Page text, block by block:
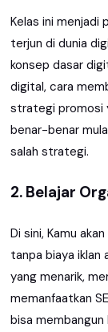
Kelas ini menjadi
terjun di dunia
konsep dasar
digital, cara
strategi promosi
benar-benar
salah strategi.
2. Belajar
Di sini, Kamu
tanpa biaya iklan
yang menarik,
memanfaatkan
bisa